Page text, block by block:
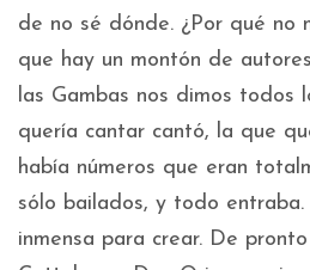
de no sé dónde. ¿Por qué no
que hay un montón de
las Gambas nos dimos todos
quería cantar cantó, la que
había números que eran
sólo bailados, y todo
inmensa para crear. De